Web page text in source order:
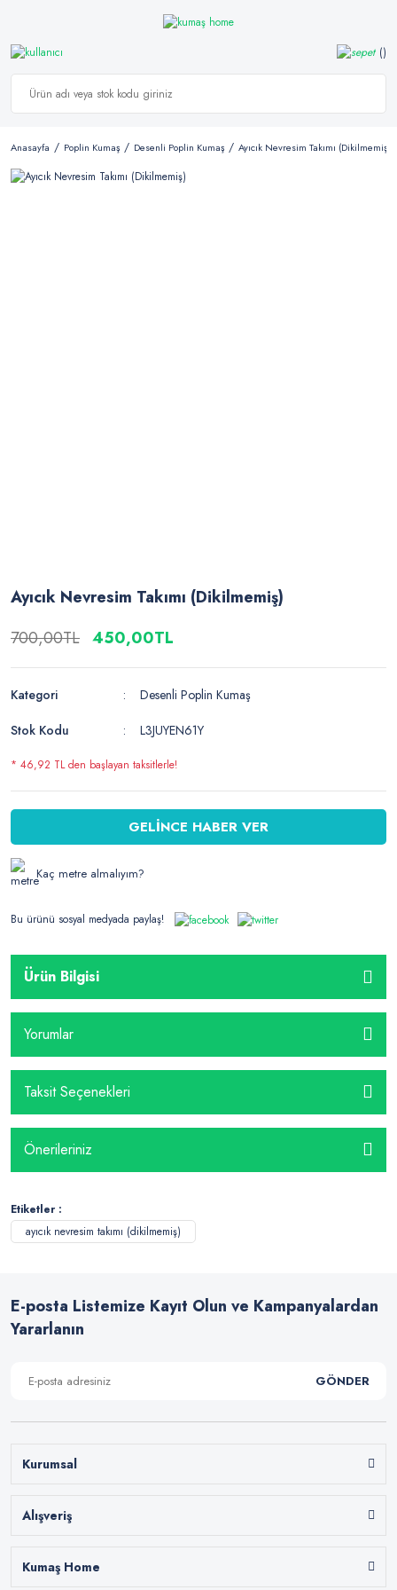
Anasayfa Poplin Kumaş Desenli Poplin Kumaş Ayıcık Nevresim Takımı (Dikilmemiş)
Ayıcık Nevresim Takımı (Dikilmemiş)
700,00TL 450,00TL
Kategori
Desenli Poplin Kumaş
Stok Kodu
L3JUYEN61Y
* 46,92 TL den başlayan taksitlerle!
GELİNCE HABER VER
Kaç metre almalıyım?
Bu ürünü sosyal medyada paylaş!
Ürün Bilgisi
Yorumlar
Taksit Seçenekleri
Önerileriniz
Etiketler :
ayıcık nevresim takımı (dikilmemiş)
E-posta Listemize Kayıt Olun ve Kampanyalardan
Yararlanın
GÖNDER
Kurumsal
Alışveriş
Kumaş Home